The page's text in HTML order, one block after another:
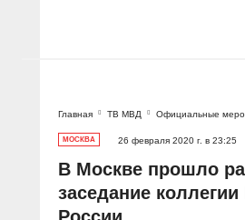
Главная ТВ МВД Официальные
МОСКВА 26 февраля 2020 г. в 23:25
В Москве прошло
заседание